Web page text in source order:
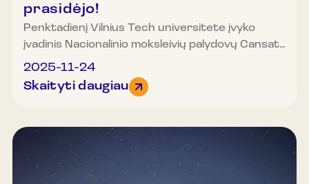
prasidėjo!
Penktadienį Vilnius Tech universitete įvyko
įvadinis Nacionalinio moksleivių palydovų Cansat
seminaras. Dalyvavo daugiau nei šimtas
moksleivių ir mokytojų iš Vilniaus, Kauno, Trakų,
Nemenčinės, Avižienių, Riešės, Švenčionėlių,
Klaipėdos, Kelmės, Garliavos, Alytaus. Šis
sezonas yra gausiausias dalyvių ir komandų
skaičiumi. Susirinkusius, konkurso organizatorių
vardu, pasveikino Lietuvos etnokosmologijos
2025-11-24
Skaityti daugiau